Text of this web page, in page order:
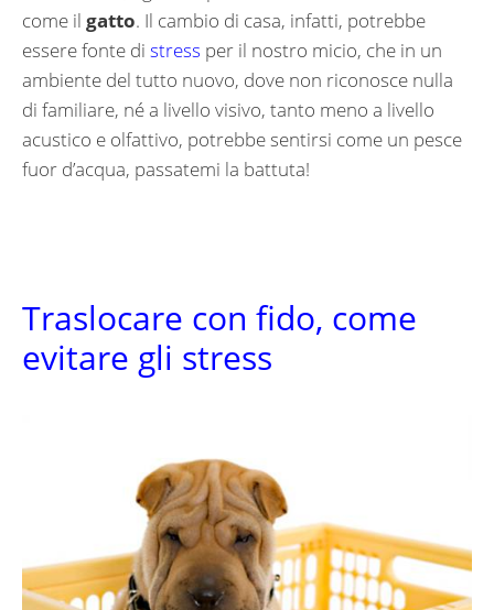
come il gatto. Il cambio di casa, infatti, potrebbe
essere fonte di stress per il nostro micio, che in un
ambiente del tutto nuovo, dove non riconosce nulla
di familiare, né a livello visivo, tanto meno a livello
acustico e olfattivo, potrebbe sentirsi come un pesce
fuor d’acqua, passatemi la battuta!
Traslocare con fido, come
evitare gli stress